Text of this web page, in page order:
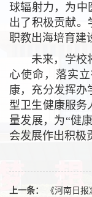
球辐射力，为中
出了积极贡献。
职教出海培育建
未来，学校
心使命，落实
康，充分发挥办
型卫生健康服务
量发展，为“健
会发展作出积极
上一条：
《河南日